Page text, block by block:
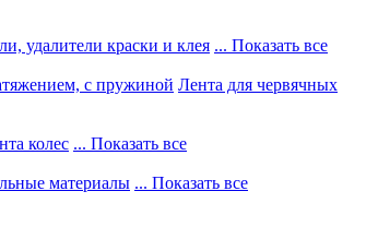
удалители краски и клея ... Показать все
с пружиной Лента для червячных
колес ... Показать все
материалы ... Показать все